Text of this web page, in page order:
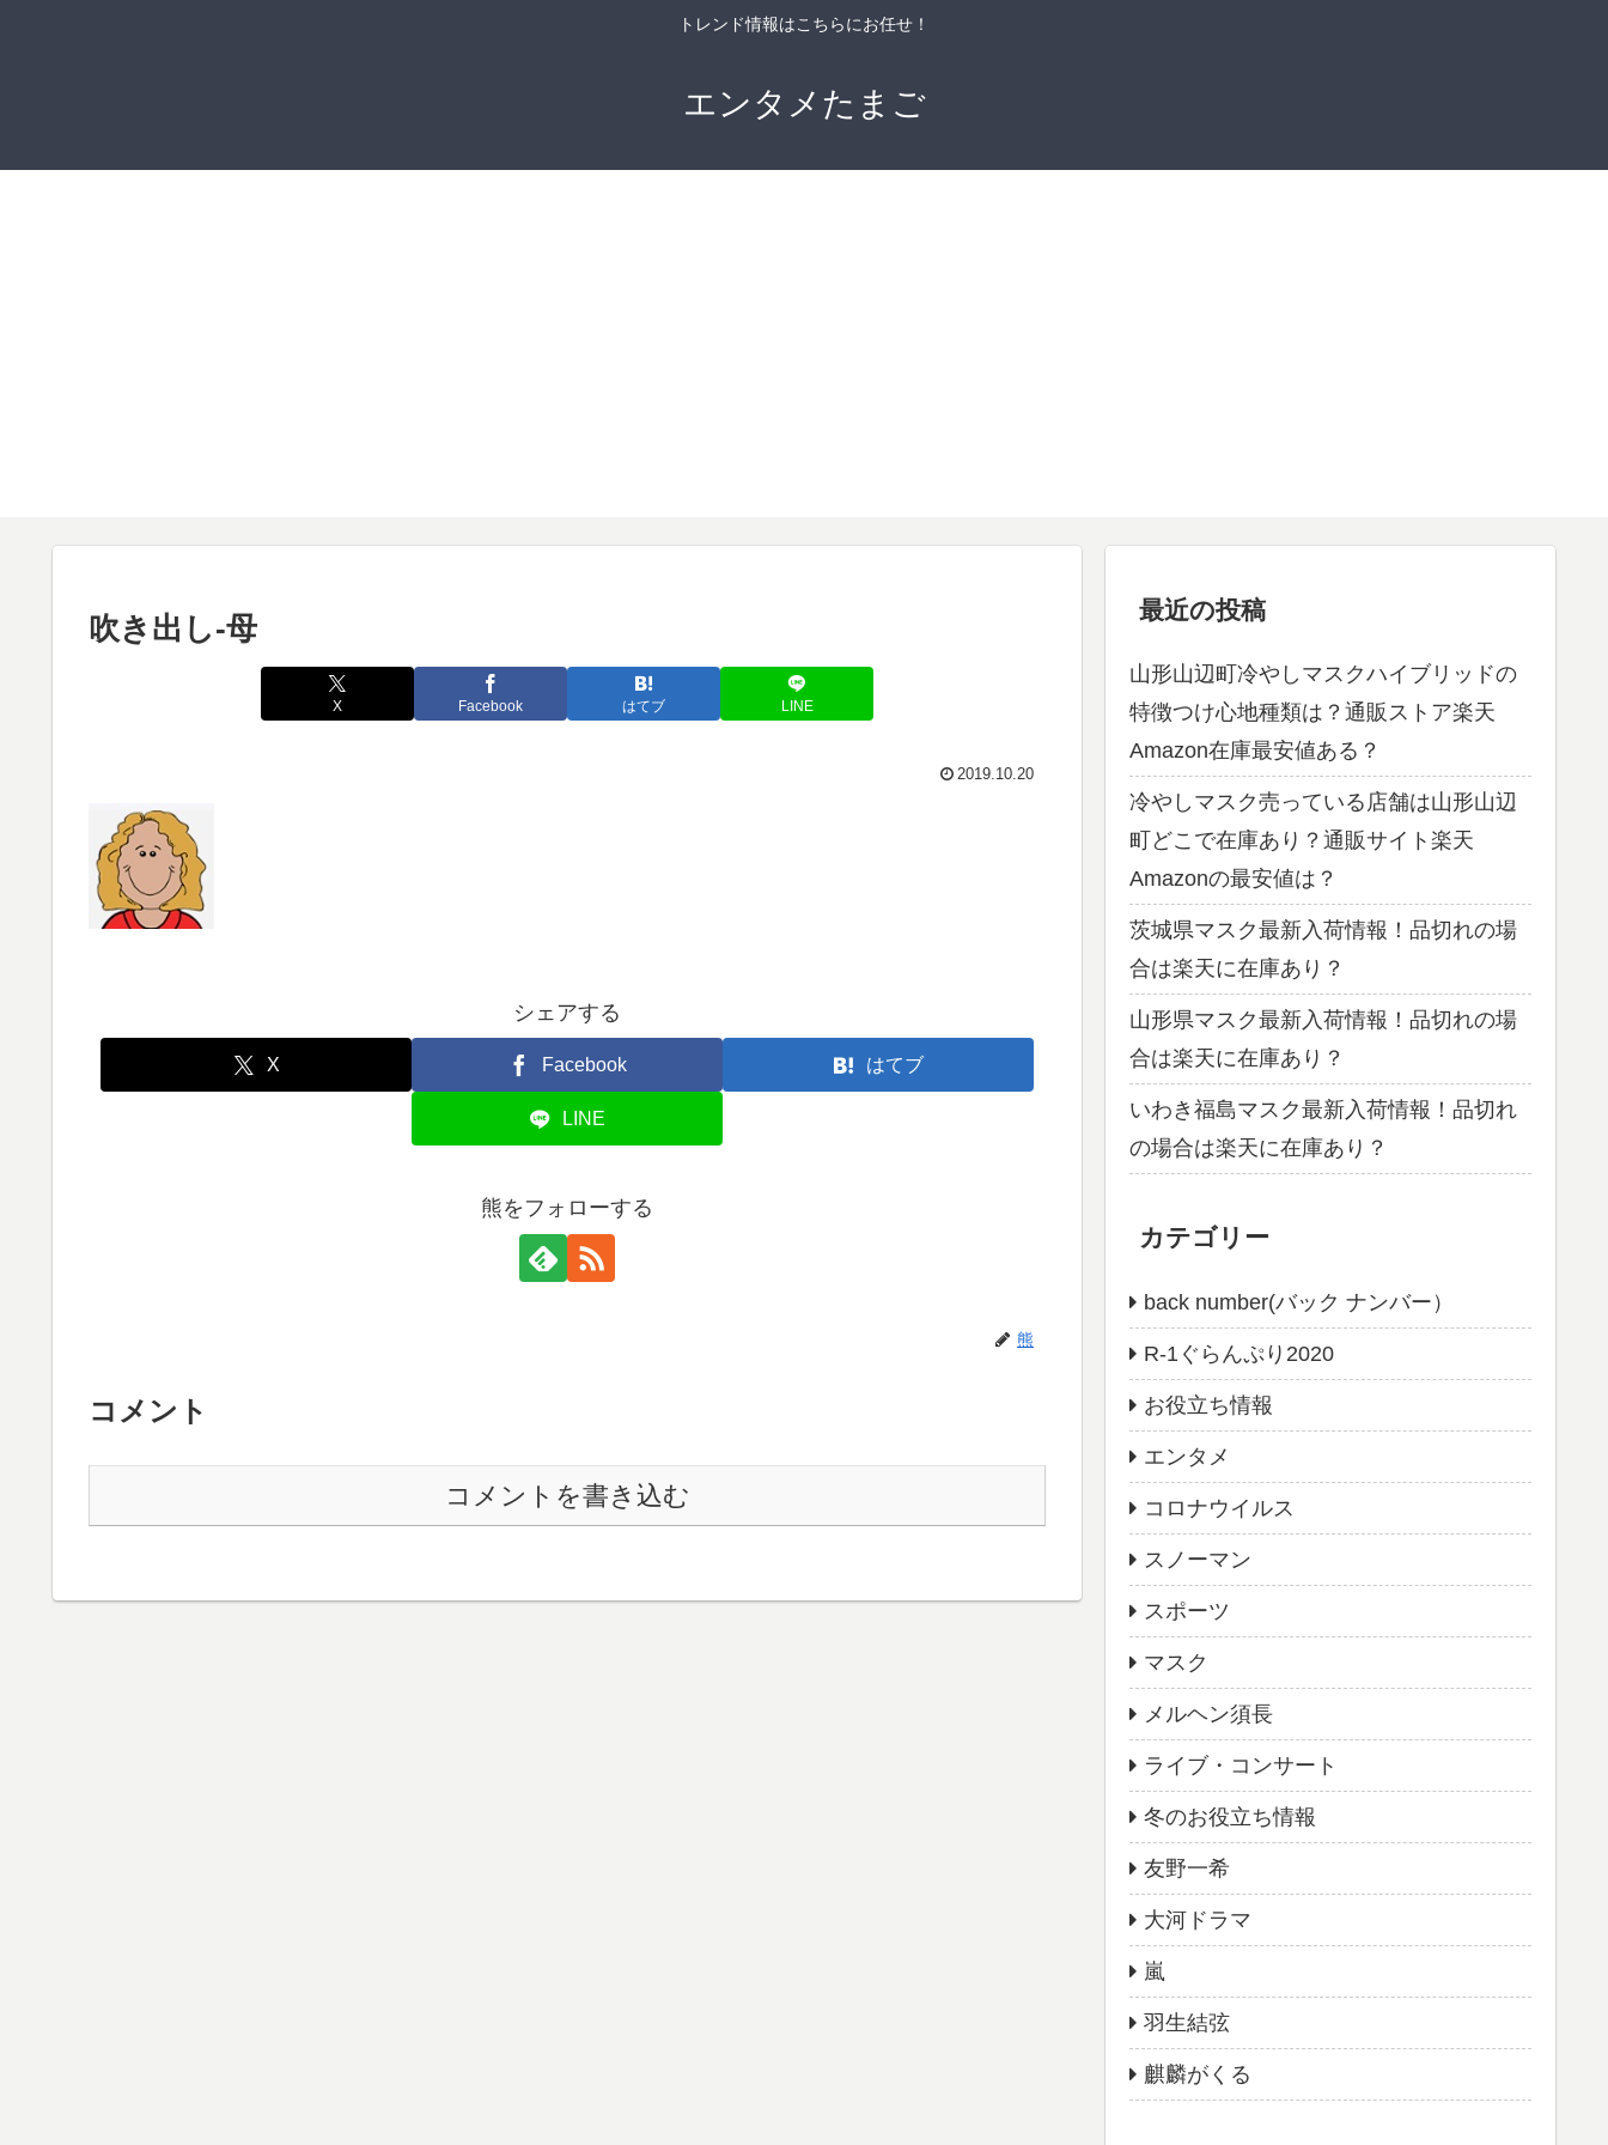
トレンド情報はこちらにお任せ！
エンタメたまご
吹き出し-母
X Facebook はてブ LINE
2019.10.20
シェアする
X Facebook はてブ
LINE
熊をフォローする
熊
コメント
コメントを書き込む
最近の投稿
山形山辺町冷やしマスクハイブリッドの
特徴つけ心地種類は？通販ストア楽天
Amazon在庫最安値ある？
冷やしマスク売っている店舗は山形山辺
町どこで在庫あり？通販サイト楽天
Amazonの最安値は？
茨城県マスク最新入荷情報！品切れの場
合は楽天に在庫あり？
山形県マスク最新入荷情報！品切れの場
合は楽天に在庫あり？
いわき福島マスク最新入荷情報！品切れ
の場合は楽天に在庫あり？
カテゴリー
back number(バック ナンバー）
R-1ぐらんぷり2020
お役立ち情報
エンタメ
コロナウイルス
スノーマン
スポーツ
マスク
メルヘン須長
ライブ・コンサート
冬のお役立ち情報
友野一希
大河ドラマ
嵐
羽生結弦
麒麟がくる